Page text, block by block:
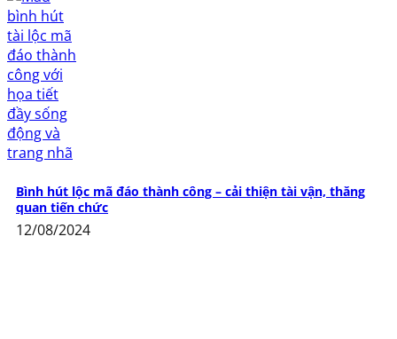
Bình hút lộc mã đáo thành công – cải thiện tài vận, thăng
quan tiến chức
12/08/2024